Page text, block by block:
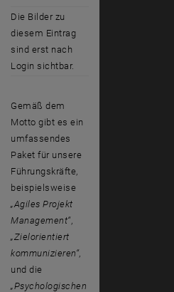
Die Bilder zu
diesem Eintrag
sind erst nach
Login sichtbar.
Gemäß dem
Motto gibt es ein
umfassendes
Paket für unsere
Führungskräfte,
beispielsweise
„Agiles Projekt
Management“,
„Zielorientiert
kommunizieren“,
und die
„Psychologischen